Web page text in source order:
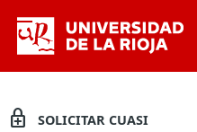
enhanced_encryption SOLICITAR CUASI